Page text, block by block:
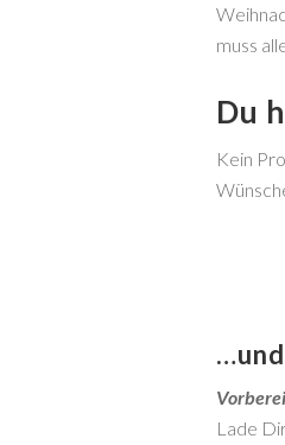
muss
Du
Kein
Lade